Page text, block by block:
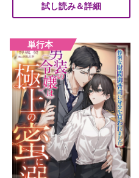
試し読み＆詳細